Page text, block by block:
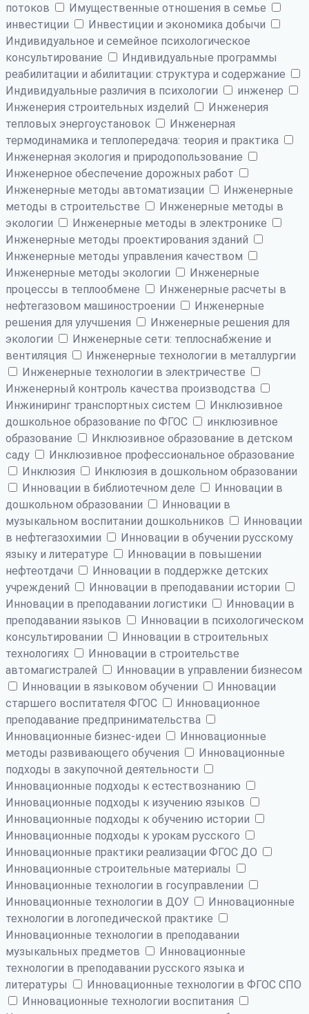
потоков
Имущественные отношения в семье
инвестиции
Инвестиции и экономика добычи
Индивидуальное и семейное психологическое
консультирование
Индивидуальные программы
реабилитации и абилитации: структура и содержание
Индивидуальные различия в психологии
инженер
Инженерия строительных изделий
Инженерия
тепловых энергоустановок
Инженерная
термодинамика и теплопередача: теория и практика
Инженерная экология и природопользование
Инженерное обеспечение дорожных работ
Инженерные методы автоматизации
Инженерные
методы в строительстве
Инженерные методы в
экологии
Инженерные методы в электронике
Инженерные методы проектирования зданий
Инженерные методы управления качеством
Инженерные методы экологии
Инженерные
процессы в теплообмене
Инженерные расчеты в
нефтегазовом машиностроении
Инженерные
решения для улучшения
Инженерные решения для
экологии
Инженерные сети: теплоснабжение и
вентиляция
Инженерные технологии в металлургии
Инженерные технологии в электричестве
Инженерный контроль качества производства
Инжиниринг транспортных систем
Инклюзивное
дошкольное образование по ФГОС
инклюзивное
образование
Инклюзивное образование в детском
саду
Инклюзивное профессиональное образование
Инклюзия
Инклюзия в дошкольном образовании
Инновации в библиотечном деле
Инновации в
дошкольном образовании
Инновации в
музыкальном воспитании дошкольников
Инновации
в нефтегазохимии
Инновации в обучении русскому
языку и литературе
Инновации в повышении
нефтеотдачи
Инновации в поддержке детских
учреждений
Инновации в преподавании истории
Инновации в преподавании логистики
Инновации в
преподавании языков
Инновации в психологическом
консультировании
Инновации в строительных
технологиях
Инновации в строительстве
автомагистралей
Инновации в управлении бизнесом
Инновации в языковом обучении
Инновации
старшего воспитателя ФГОС
Инновационное
преподавание предпринимательства
Инновационные бизнес-идеи
Инновационные
методы развивающего обучения
Инновационные
подходы в закупочной деятельности
Инновационные подходы к естествознанию
Инновационные подходы к изучению языков
Инновационные подходы к обучению истории
Инновационные подходы к урокам русского
Инновационные практики реализации ФГОС ДО
Инновационные строительные материалы
Инновационные технологии в госуправлении
Инновационные технологии в ДОУ
Инновационные
технологии в логопедической практике
Инновационные технологии в преподавании
музыкальных предметов
Инновационные
технологии в преподавании русского языка и
литературы
Инновационные технологии в ФГОС СПО
Инновационные технологии воспитания